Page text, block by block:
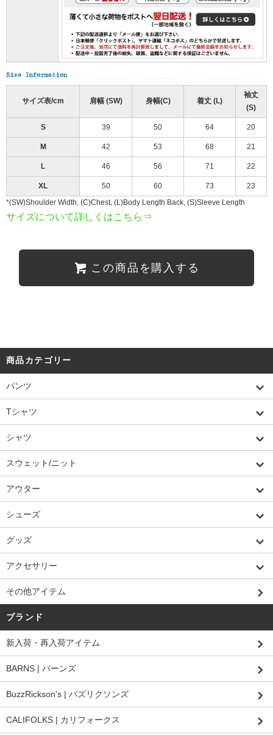
サイズ表/cm 肩幅 (SW) 身幅(C) 着丈 (L)
袖丈
(S)
S 39 50 64 20
M 42 53 68 21
L 46 56 71 22
XL 50 60 73
23
*(SW)Shoulder Width, (C)Chest, (L)Body Length Back, (S)Sleeve Length
サイズについて詳しくはこちら⇒
この商品を購入する
商品カテゴリー
パンツ
Tシャツ
シャツ
スウェット/ニット
アウター
シューズ
グッズ
アクセサリー
その他アイテム
ブランド
新入荷・再入荷アイテム
BARNS | バーンズ
BuzzRickson's | バズリクソンズ
CALIFOLKS | カリフォークス